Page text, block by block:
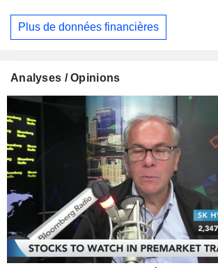
Plus de données financières
Analyses / Opinions